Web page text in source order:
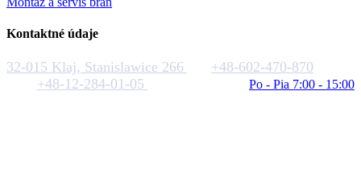
Kontaktné údaje
32-015 Klaj, Stanislawice 266
+48-602-470-870
+48-12-284-01-05
Po - Pia 7:00 - 15:00